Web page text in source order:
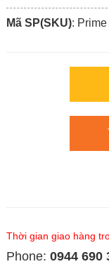
Mã SP(SKU):
Thời gian giao hàng
Phone: 0944 690